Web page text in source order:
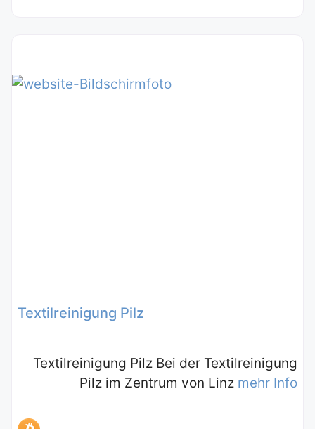
Textilreinigung Pilz
Textilreinigung Pilz Bei der Textilreinigung
Pilz im Zentrum von Linz mehr Info